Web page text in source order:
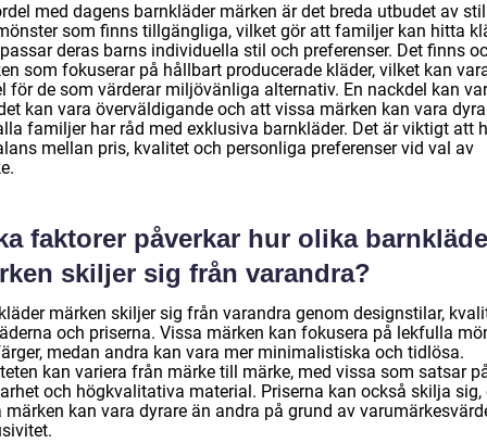
med dagens barnkläder märken är det breda utbudet av
som finns tillgängliga, vilket gör att familjer kan hitta
deras barns individuella stil och preferenser. Det finns
som fokuserar på hållbart producerade kläder, vilket kan
för de som värderar miljövänliga alternativ. En nackdel kan
kan vara överväldigande och att vissa märken kan vara
familjer har råd med exklusiva barnkläder. Det är viktigt att
mellan pris, kvalitet och personliga preferenser vid val av
faktorer påverkar hur olika
skiljer sig från varandra?
märken skiljer sig från varandra genom designstilar,
och priserna. Vissa märken kan fokusera på lekfulla
medan andra kan vara mer minimalistiska och tidlösa.
kan variera från märke till märke, med vissa som satsar
och högkvalitativa material. Priserna kan också skilja sig,
märken kan vara dyrare än andra på grund av